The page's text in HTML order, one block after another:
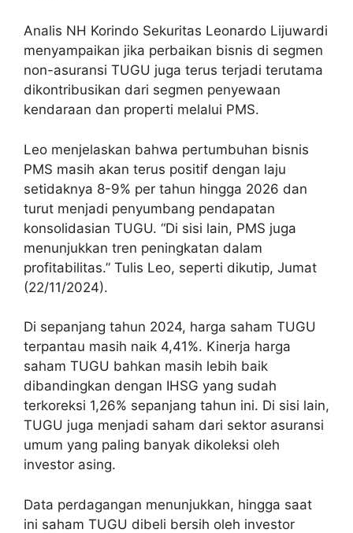
Analis NH Korindo Sekuritas Leonardo Lijuwardi
menyampaikan jika perbaikan bisnis di segmen
non-asuransi TUGU juga terus terjadi terutama
dikontribusikan dari segmen penyewaan
kendaraan dan properti melalui PMS.
Leo menjelaskan bahwa pertumbuhan bisnis
PMS masih akan terus positif dengan laju
setidaknya 8-9% per tahun hingga 2026 dan
turut menjadi penyumbang pendapatan
konsolidasian TUGU. “Di sisi lain, PMS juga
menunjukkan tren peningkatan dalam
profitabilitas.” Tulis Leo, seperti dikutip, Jumat
(22/11/2024).
Di sepanjang tahun 2024, harga saham TUGU
terpantau masih naik 4,41%. Kinerja harga
saham TUGU bahkan masih lebih baik
dibandingkan dengan IHSG yang sudah
terkoreksi 1,26% sepanjang tahun ini. Di sisi lain,
TUGU juga menjadi saham dari sektor asuransi
umum yang paling banyak dikoleksi oleh
investor asing.
Data perdagangan menunjukkan, hingga saat
ini saham TUGU dibeli bersih oleh investor